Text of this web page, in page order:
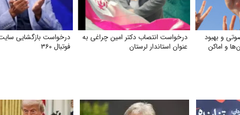
و بهبود
و اماکن
درخواست انتصاب دکتر امین چراغی به
عنوان استاندار لرستان
درخواست بازگشایی
فوتبال ۳۶۰